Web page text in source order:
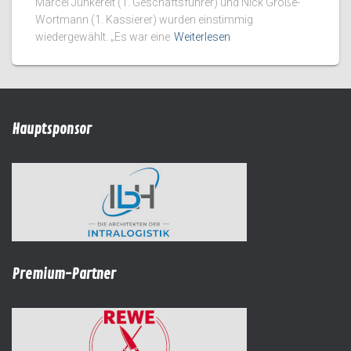
Wortmann (1. Kassierer) wurden einstimmig
wiedergewählt. „Es war eine Weiterlesen
Hauptsponsor
Premium-Partner